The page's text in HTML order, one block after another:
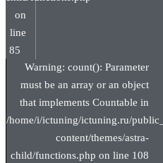
on
line
85
Warning: count(): Parameter
must be an array or an object
that implements Countable in
/home/i/ictuning/ictuning.ru/
content/themes/astra-
child/functions.php on line 108